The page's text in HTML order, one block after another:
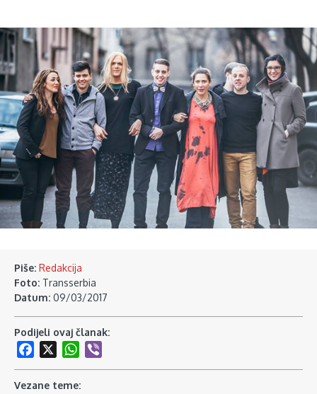
Piše: Redakcija
Foto: Transserbia
Datum: 09/03/2017
Podijeli ovaj članak:
Facebook
WhatsApp
Vezane teme: